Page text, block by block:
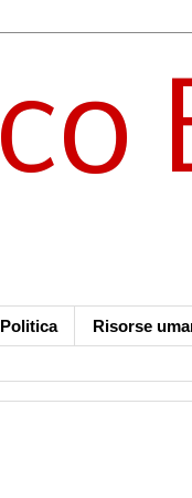
Politica Risorse